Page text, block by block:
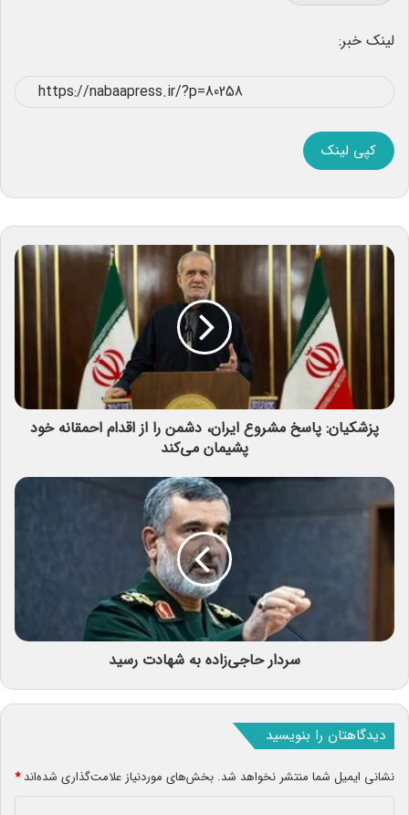
لینک خبر:
کپی لینک
پزشکیان: پاسخ مشروع ایران، دشمن را از اقدام احمقانه خود
پشیمان می‌کند
سردار حاجی‌زاده به شهادت رسید
دیدگاهتان را بنویسید
نشانی ایمیل شما منتشر نخواهد شد. بخش‌های موردنیاز علامت‌گذاری شده‌اند*